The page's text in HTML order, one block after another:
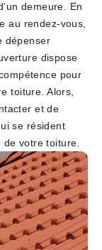
demeure. En
au rendez-vous,
dépenser
dispose
pour
toiture. Alors,
et de
se résident
votre toiture.